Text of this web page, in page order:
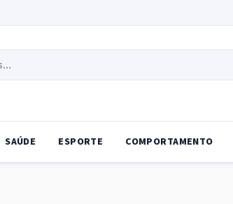
SAÚDE ESPORTE COMPORTAMENTO